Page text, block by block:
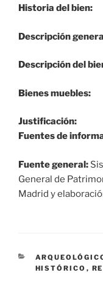
Historia del bien:
Descripción
Descripción del
Bienes muebles:
Justificación:
Fuentes de
Fuente general:
General de
Madrid y
CATEGORÍAS
HISTÓRICO ,